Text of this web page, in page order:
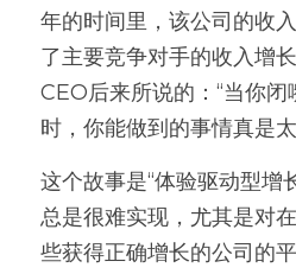
年的时间里，该公司的收
了主要竞争对手的收入增
CEO后来所说的：“当你
时，你能做到的事情真是
这个故事是“体验驱动型增
总是很难实现，尤其是对
些获得正确增长的公司的